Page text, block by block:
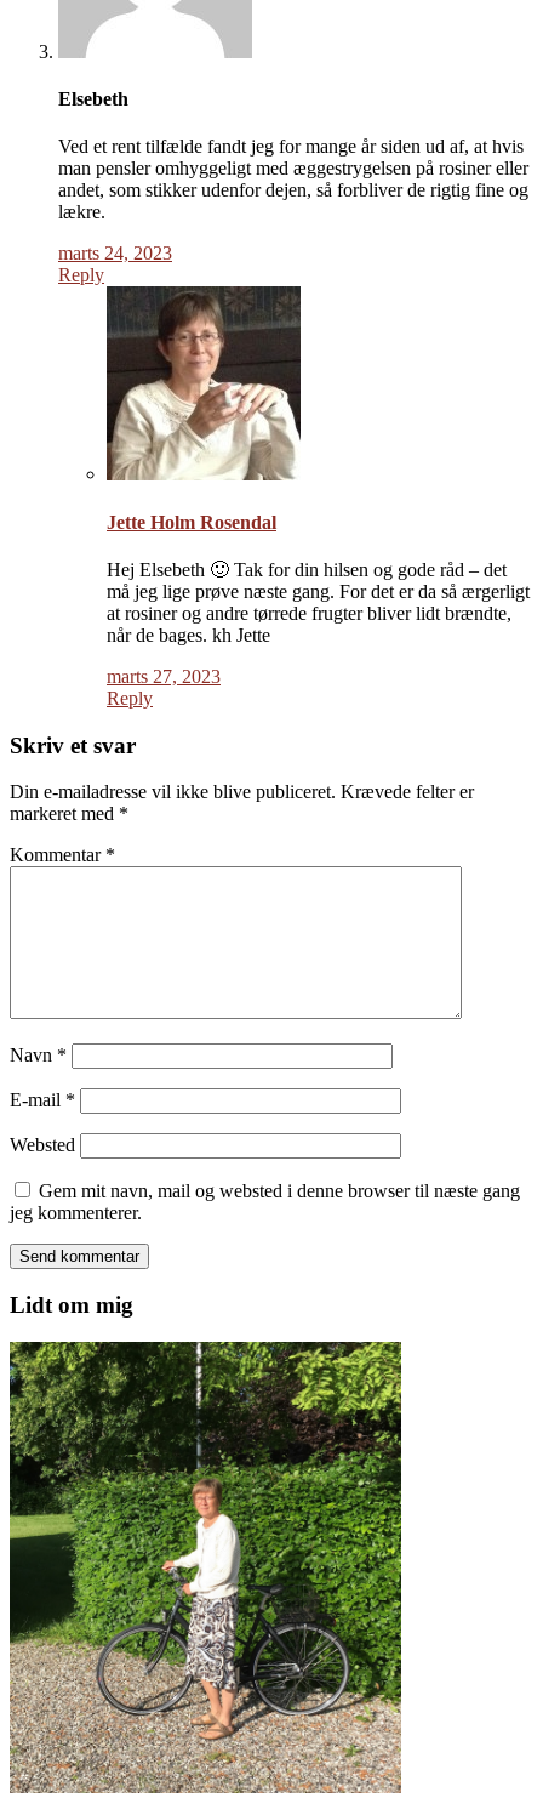
Elsebeth
Ved et rent tilfælde fandt jeg for mange år siden ud af, at hvis
man pensler omhyggeligt med æggestrygelsen på rosiner eller
andet, som stikker udenfor dejen, så forbliver de rigtig fine og
lækre.
marts 24, 2023
Reply
Jette Holm Rosendal
Hej Elsebeth 🙂 Tak for din hilsen og gode råd – det
må jeg lige prøve næste gang. For det er da så ærgerligt
at rosiner og andre tørrede frugter bliver lidt brændte,
når de bages. kh Jette
marts 27, 2023
Reply
Skriv et svar
Din e-mailadresse vil ikke blive publiceret. Krævede felter er
markeret med *
Kommentar *
Navn *
E-mail *
Websted
Gem mit navn, mail og websted i denne browser til næste gang
jeg kommenterer.
Lidt om mig